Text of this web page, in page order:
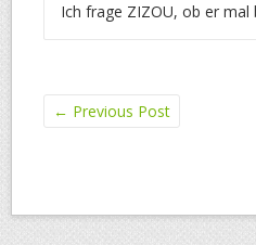
Ich frage ZIZOU, ob er
← Previous Post